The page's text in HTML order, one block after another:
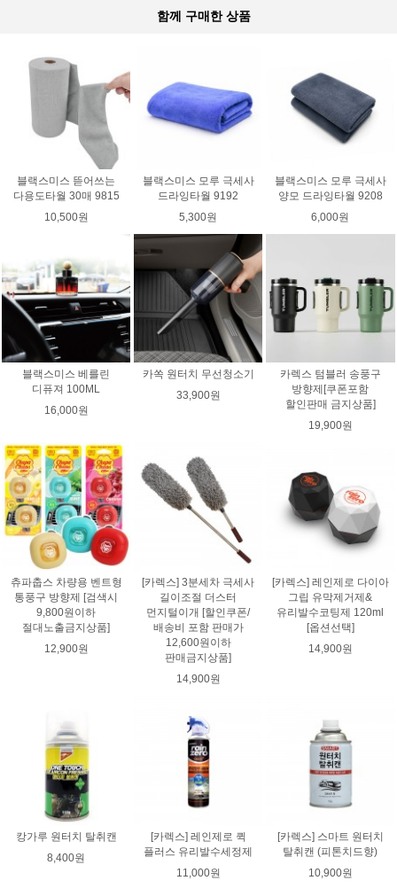
함께 구매한 상품
블랙스미스 뜯어쓰는
다용도타월 30매 9815
10,500원
블랙스미스 모루 극세사
드라잉타월 9192
5,300원
블랙스미스 모루 극세사
양모 드라잉타월 9208
6,000원
블랙스미스 베를린
디퓨져 100ML
16,000원
카쏙 원터치 무선청소기
33,900원
카렉스 텀블러 송풍구
방향제[쿠폰포함
할인판매 금지상품]
19,900원
츄파춥스 차량용 벤트형
통풍구 방향제 [검색시
9,800원이하
절대노출금지상품]
12,900원
[카렉스] 3분세차 극세사
길이조절 더스터
먼지털이개 [할인쿠폰/
배송비 포함 판매가
12,600원이하
판매금지상품]
14,900원
[카렉스] 레인제로 다이아
그립 유막제거제&
유리발수코팅제 120ml
[옵션선택]
14,900원
캉가루 원터치 탈취캔
8,400원
[카렉스] 레인제로 퀵
플러스 유리발수세정제
11,000원
[카렉스] 스마트 원터치
탈취캔 (피톤치드향)
10,900원